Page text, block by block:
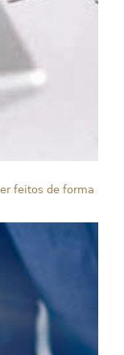
feitos de forma